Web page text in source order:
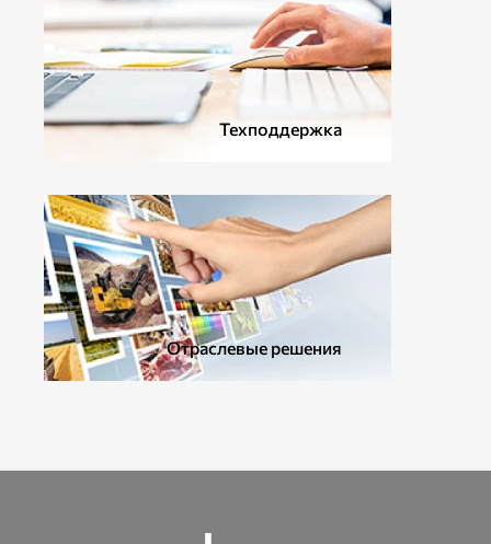
Техподдержка
Отраслевые решения